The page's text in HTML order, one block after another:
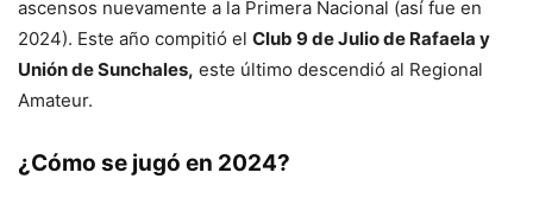
ascensos nuevamente a la Primera Nacional (así fue en
2024). Este año compitió el Club 9 de Julio de Rafaela y
Unión de Sunchales, este último descendió al Regional
Amateur.
¿Cómo se jugó en 2024?